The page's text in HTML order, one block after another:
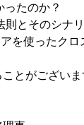
たのか？
則とそのシナ
を使ったクロ
とがございま